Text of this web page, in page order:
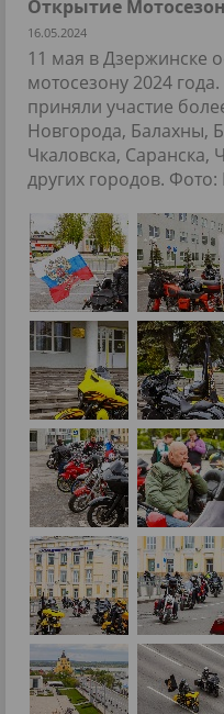
Открытие
16.05.2024
11 мая в Дзержинске
мотосезону 2024
приняли участие
Новгорода, Балахны,
Чкаловска, Саранска,
других городов.